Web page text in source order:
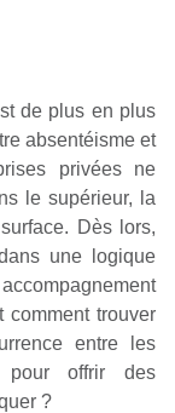
de plus en plus
absentéisme et
privées ne
le supérieur, la
Dès lors,
une logique
trouver
entre les
pour offrir des
?